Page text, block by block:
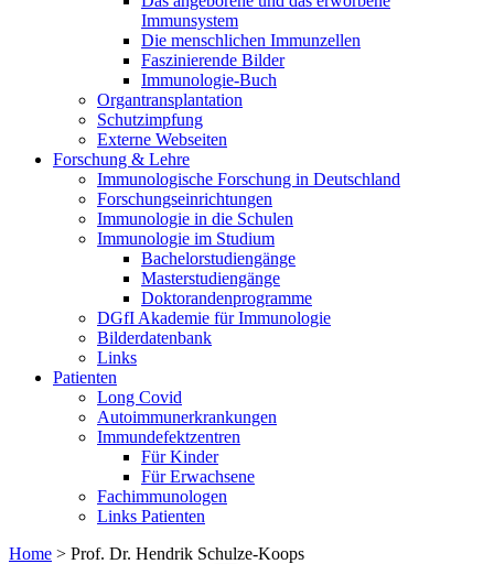
Immunsystem
Die menschlichen Immunzellen
Faszinierende Bilder
Immunologie-Buch
Organtransplantation
Schutzimpfung
Externe Webseiten
Forschung & Lehre
Immunologische Forschung in Deutschland
Forschungseinrichtungen
Immunologie in die Schulen
Immunologie im Studium
Bachelorstudiengänge
Masterstudiengänge
Doktorandenprogramme
DGfI Akademie für Immunologie
Bilderdatenbank
Links
Patienten
Long Covid
Autoimmunerkrankungen
Immundefektzentren
Für Kinder
Für Erwachsene
Fachimmunologen
Links Patienten
Home > Prof. Dr. Hendrik Schulze-Koops